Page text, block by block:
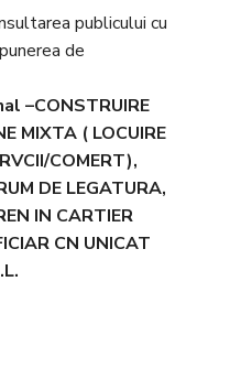
publicului cu
de
–CONSTRUIRE
MIXTA ( LOCUIRE
COMERT),
DE LEGATURA,
IN CARTIER
CN UNICAT